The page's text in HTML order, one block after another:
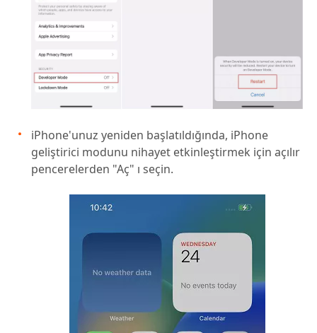
iPhone'unuz yeniden başlatıldığında, iPhone
geliştirici modunu nihayet etkinleştirmek için açılır
pencerelerden "Aç" ı seçin.